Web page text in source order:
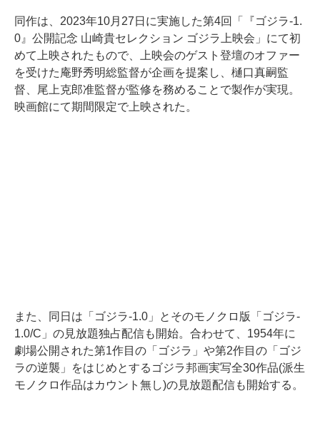
同作は、2023年10月27日に実施した第4回「『ゴジラ‐1.
0』公開記念 山崎貴セレクション ゴジラ上映会」にて初
めて上映されたもので、上映会のゲスト登壇のオファー
を受けた庵野秀明総監督が企画を提案し、樋口真嗣監
督、尾上克郎准監督が監修を務めることで製作が実現。
映画館にて期間限定で上映された。
また、同日は「ゴジラ-1.0」とそのモノクロ版「ゴジラ-
1.0/C」の見放題独占配信も開始。合わせて、1954年に
劇場公開された第1作目の「ゴジラ」や第2作目の「ゴジ
ラの逆襲」をはじめとするゴジラ邦画実写全30作品(派生
モノクロ作品はカウント無し)の見放題配信も開始する。